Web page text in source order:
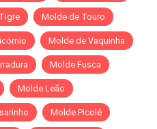
Molde de Touro
Molde de Vaquinha
Molde Fusca
Molde Leão
Molde Picolé